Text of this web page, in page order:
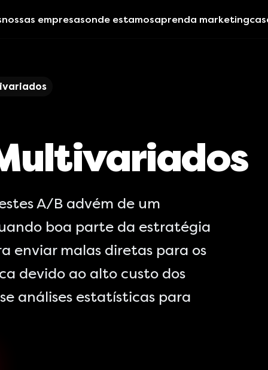
nossas empresasonde estamosaprenda marketing
A/B advém de um
boa parte da estratégia
enviar malas diretas para os
devido ao alto custo dos
análises estatísticas para